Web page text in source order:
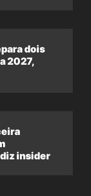
dois
2027,
insider